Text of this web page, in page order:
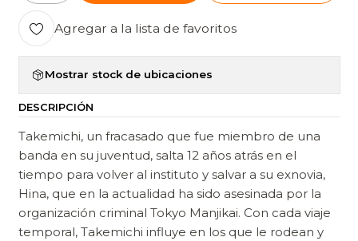
Agregar a la lista de favoritos
Mostrar stock de ubicaciones
DESCRIPCIÓN
Takemichi, un fracasado que fue miembro de una
banda en su juventud, salta 12 años atrás en el
tiempo para volver al instituto y salvar a su exnovia,
Hina, que en la actualidad ha sido asesinada por la
organización criminal Tokyo Manjikai. Con cada viaje
temporal, Takemichi influye en los que le rodean y